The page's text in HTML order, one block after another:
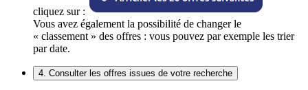
cliquez sur :
Vous avez également la possibilité de changer le
« classement » des offres : vous pouvez par exemple les trier
par date.
4. Consulter les offres issues de votre recherche